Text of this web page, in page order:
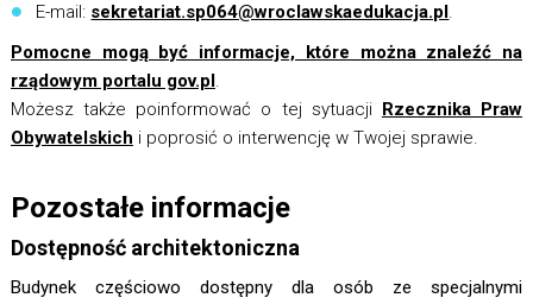
E-mail: sekretariat.sp064@wroclawskaedukacja.pl.
Pomocne mogą być informacje, które można znaleźć na
rządowym portalu gov.pl.
Możesz także poinformować o tej sytuacji Rzecznika Praw
Obywatelskich i poprosić o interwencję w Twojej sprawie.
Pozostałe informacje
Dostępność architektoniczna
Budynek częściowo dostępny dla osób ze specjalnymi